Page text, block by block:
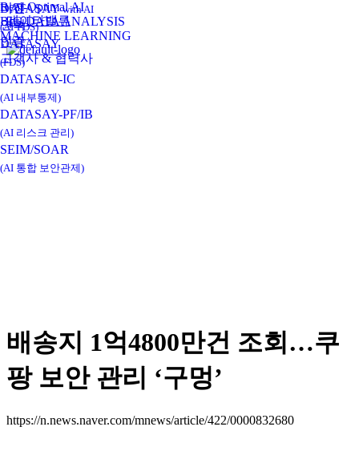
데이타밸류
비전
연혁
인증
고객사 & 협력사
DATASAYwith AI
(AI-FDS)
DATASAY
(FDS)
DATASAY-IC
(AI 내부통제)
DATASAY-PF/IB
(AI 리스크 관리)
SEIM/SOAR
(AI 통합 보안관제)
Real-Optimal AI
BIG DATA ANALYSIS
MACHINE LEARNING
배송지 1억4800만건 조회…쿠
팡 보안 관리 ‘구멍’
https://n.news.naver.com/mnews/article/422/0000832680